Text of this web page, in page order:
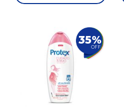
35%
OFF